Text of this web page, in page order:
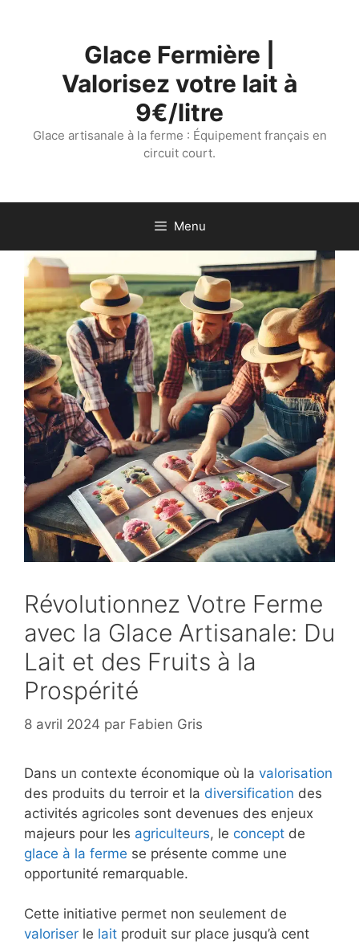
Glace Fermière |
Valorisez votre lait à
9€/litre
Glace artisanale à la ferme : Équipement français en
circuit court.
Menu
Révolutionnez Votre Ferme
avec la Glace Artisanale: Du
Lait et des Fruits à la
Prospérité
8 avril 2024 par Fabien Gris
Dans un contexte économique où la valorisation
des produits du terroir et la diversification des
activités agricoles sont devenues des enjeux
majeurs pour les agriculteurs, le concept de
glace à la ferme se présente comme une
opportunité remarquable.
Cette initiative permet non seulement de
valoriser le lait produit sur place jusqu’à cent